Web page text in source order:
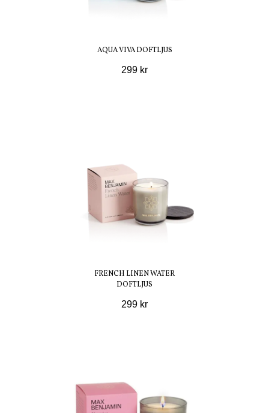
AQUA VIVA DOFTLJUS
299 kr
FRENCH LINEN WATER
DOFTLJUS
299 kr